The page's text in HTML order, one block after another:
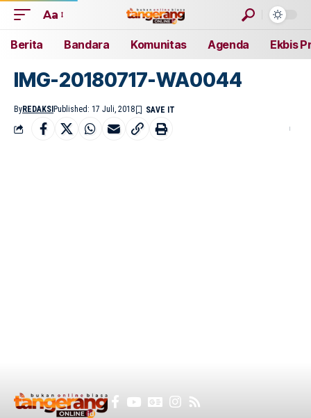
Aa
Berita Bandara Komunitas Agenda Ekbis
IMG-20180717-WA0044
ByREDAKSI Published: 17 Juli, 2018